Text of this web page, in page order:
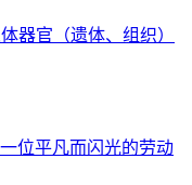
器官（遗体、组织）
位平凡而闪光的劳动